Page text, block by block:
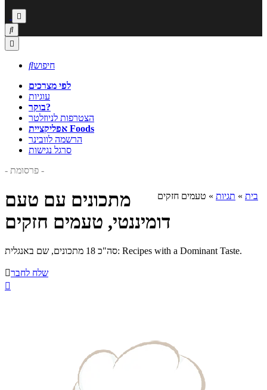



חיפוש
לפי מצרכים
עוגיות
בוקר?
הצטרפות לניוזלטר
אפליקציית Foods
הרשמה לוובינר
סרגל נגישות
- פרסומת -
בית » תגיות » טעמים חזקים
מתכונים עם טעם
דומיננטי, טעמים חזקים
סה"כ 18 מתכונים, שם באנגלית: Recipes with a Dominant Taste.
שלח לחבר
